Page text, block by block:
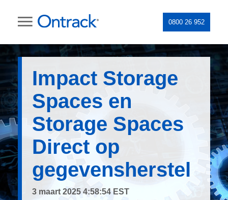
0800 26 952
Impact Storage
Spaces en
Storage Spaces
Direct op
gegevensherstel
3 maart 2025 4:58:54 EST